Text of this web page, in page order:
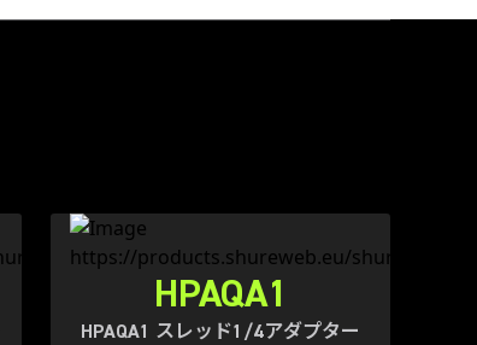
HPAQA1
HPAQA1 スレッド1/4アダプター